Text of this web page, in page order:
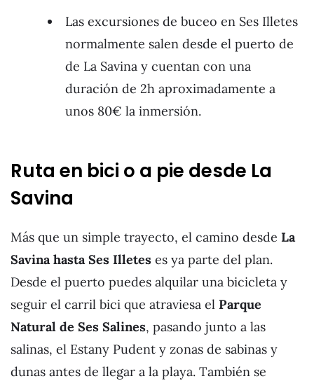
Las excursiones de buceo en Ses Illetes
normalmente salen desde el puerto de
de La Savina y cuentan con una
duración de 2h aproximadamente a
unos 80€ la inmersión.
Ruta en bici o a pie desde La
Savina
Más que un simple trayecto, el camino desde La
Savina hasta Ses Illetes es ya parte del plan.
Desde el puerto puedes alquilar una bicicleta y
seguir el carril bici que atraviesa el Parque
Natural de Ses Salines, pasando junto a las
salinas, el Estany Pudent y zonas de sabinas y
dunas antes de llegar a la playa. También se